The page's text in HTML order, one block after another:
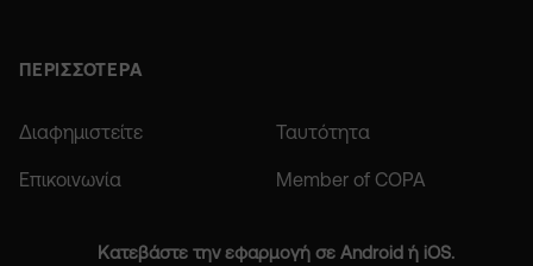
ΠΕΡΙΣΣΟΤΕΡΑ
Διαφημιστείτε Ταυτότητα
Επικοινωνία Member of COPA
Κατεβάστε την εφαρμογή σε Android ή iOS.